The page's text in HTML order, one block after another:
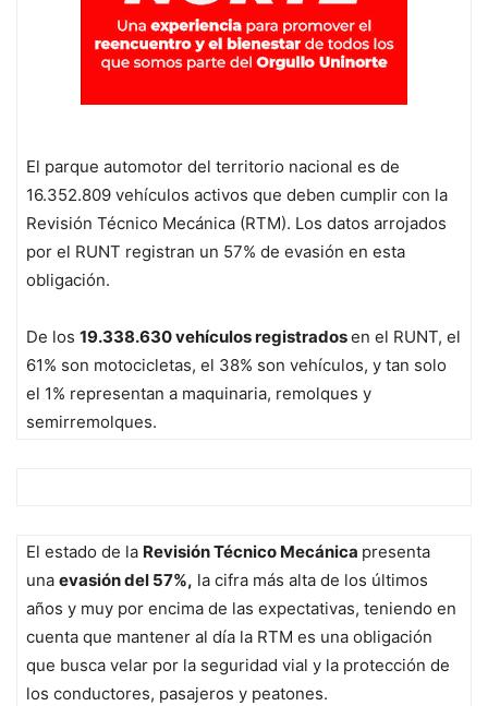
El parque automotor del territorio nacional es de
16.352.809 vehículos activos que deben cumplir con la
Revisión Técnico Mecánica (RTM). Los datos arrojados
por el RUNT registran un 57% de evasión en esta
obligación.
De los 19.338.630 vehículos registradosen el RUNT, el
61% son motocicletas, el 38% son vehículos, y tan solo
el 1% representan a maquinaria, remolques y
semirremolques.
El estado de la Revisión Técnico Mecánica presenta
una evasión del 57%, la cifra más alta de los últimos
años y muy por encima de las expectativas, teniendo en
cuenta que mantener al día la RTM es una obligación
que busca velar por la seguridad vial y la protección de
los conductores, pasajeros y peatones.